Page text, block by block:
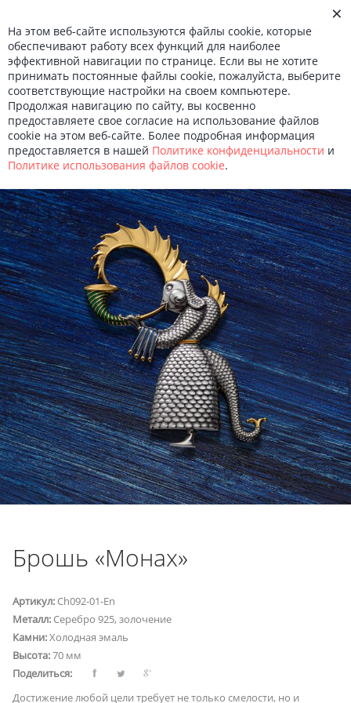
×
На этом веб-сайте используются файлы cookie, которые
обеспечивают работу всех функций для наиболее
эффективной навигации по странице. Если вы не хотите
принимать постоянные файлы cookie, пожалуйста, выберите
соответствующие настройки на своем компьютере.
Продолжая навигацию по сайту, вы косвенно
предоставляете свое согласие на использование файлов
cookie на этом веб-сайте. Более подробная информация
предоставляется в нашей Политике конфиденциальности и
Политике использования файлов сookie.
МЕНЮ
НОВОСТИ
КОНТАКТЫ
Войти
Ru En
Вся коллекция
Михаил Шемякин
Брошь «Монах»
Артикул: Ch092-01-En
Металл: Серебро 925, золочение
Камни:Холодная эмаль
Высота:70 мм
Поделиться:
Достижение любой цели требует не только смелости, но и